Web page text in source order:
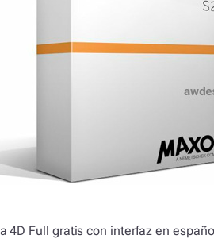
4D Full gratis con interfaz en